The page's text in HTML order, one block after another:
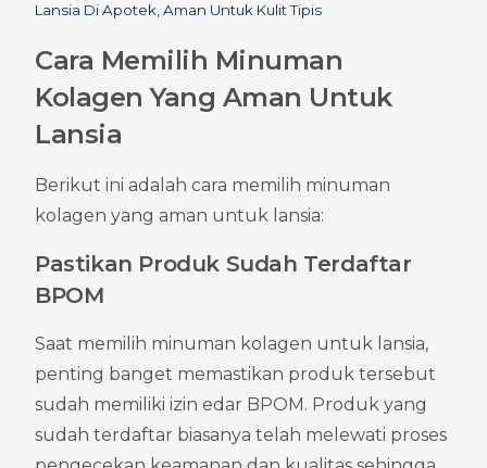
Lansia Di Apotek, Aman Untuk Kulit Tipis
Cara Memilih Minuman
Kolagen Yang Aman Untuk
Lansia
Berikut ini adalah cara memilih minuman
kolagen yang aman untuk lansia:
Pastikan Produk Sudah Terdaftar
BPOM
Saat memilih minuman kolagen untuk lansia,
penting banget memastikan produk tersebut
sudah memiliki izin edar BPOM. Produk yang
sudah terdaftar biasanya telah melewati proses